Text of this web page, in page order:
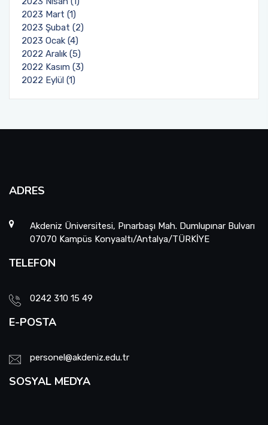
2023 Mart (1)
2023 Şubat (2)
2023 Ocak (4)
2022 Aralık (5)
2022 Kasım (3)
2022 Eylül (1)
ADRES
Akdeniz Üniversitesi, Pınarbaşı Mah. Dumlupınar Bulvarı
07070 Kampüs Konyaaltı/Antalya/TÜRKİYE
TELEFON
0242 310 15 49
E-POSTA
personel@akdeniz.edu.tr
SOSYAL MEDYA